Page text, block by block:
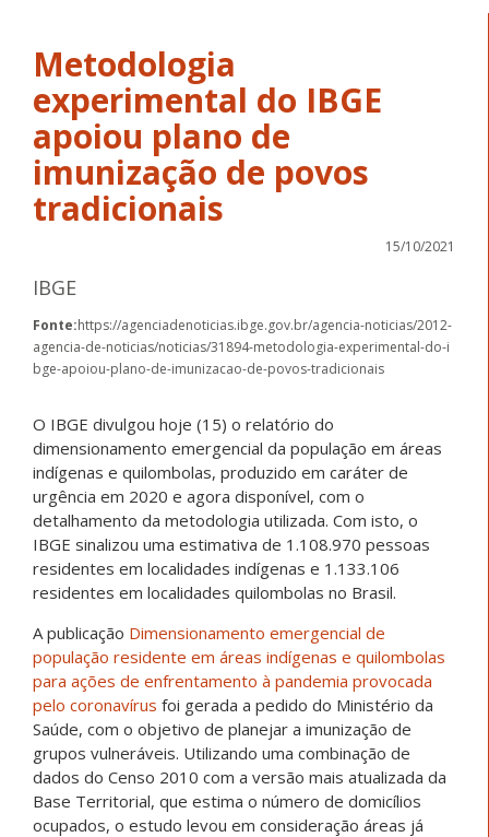
Metodologia
experimental do IBGE
apoiou plano de
imunização de povos
tradicionais
15/10/2021
IBGE
Fonte:https://agenciadenoticias.ibge.gov.br/agencia-noticias/2012-
agencia-de-noticias/noticias/31894-metodologia-experimental-do-i
bge-apoiou-plano-de-imunizacao-de-povos-tradicionais
O IBGE divulgou hoje (15) o relatório do
dimensionamento emergencial da população em áreas
indígenas e quilombolas, produzido em caráter de
urgência em 2020 e agora disponível, com o
detalhamento da metodologia utilizada. Com isto, o
IBGE sinalizou uma estimativa de 1.108.970 pessoas
residentes em localidades indígenas e 1.133.106
residentes em localidades quilombolas no Brasil.
A publicação Dimensionamento emergencial de
população residente em áreas indígenas e quilombolas
para ações de enfrentamento à pandemia provocada
pelo coronavírus foi gerada a pedido do Ministério da
Saúde, com o objetivo de planejar a imunização de
grupos vulneráveis. Utilizando uma combinação de
dados do Censo 2010 com a versão mais atualizada da
Base Territorial, que estima o número de domicílios
ocupados, o estudo levou em consideração áreas já